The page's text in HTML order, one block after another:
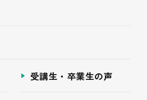
受講生・卒業生の声